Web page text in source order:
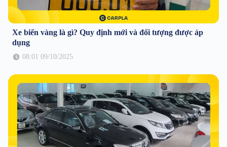
Xe biển vàng là gì? Quy định mới và đối tượng được áp
dụng
08:01 09/10/2025